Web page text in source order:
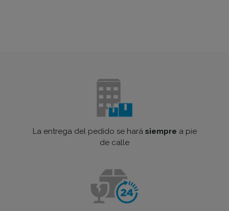
La entrega del pedido se hará siempre a pie
de calle